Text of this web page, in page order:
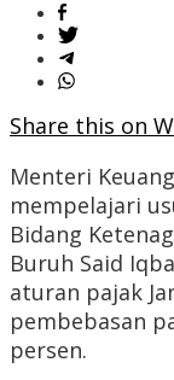
Share this on
Menteri
mempelajari
Bidang
Buruh Said
aturan pajak
pembebasan
persen.